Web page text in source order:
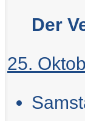
Der
25.